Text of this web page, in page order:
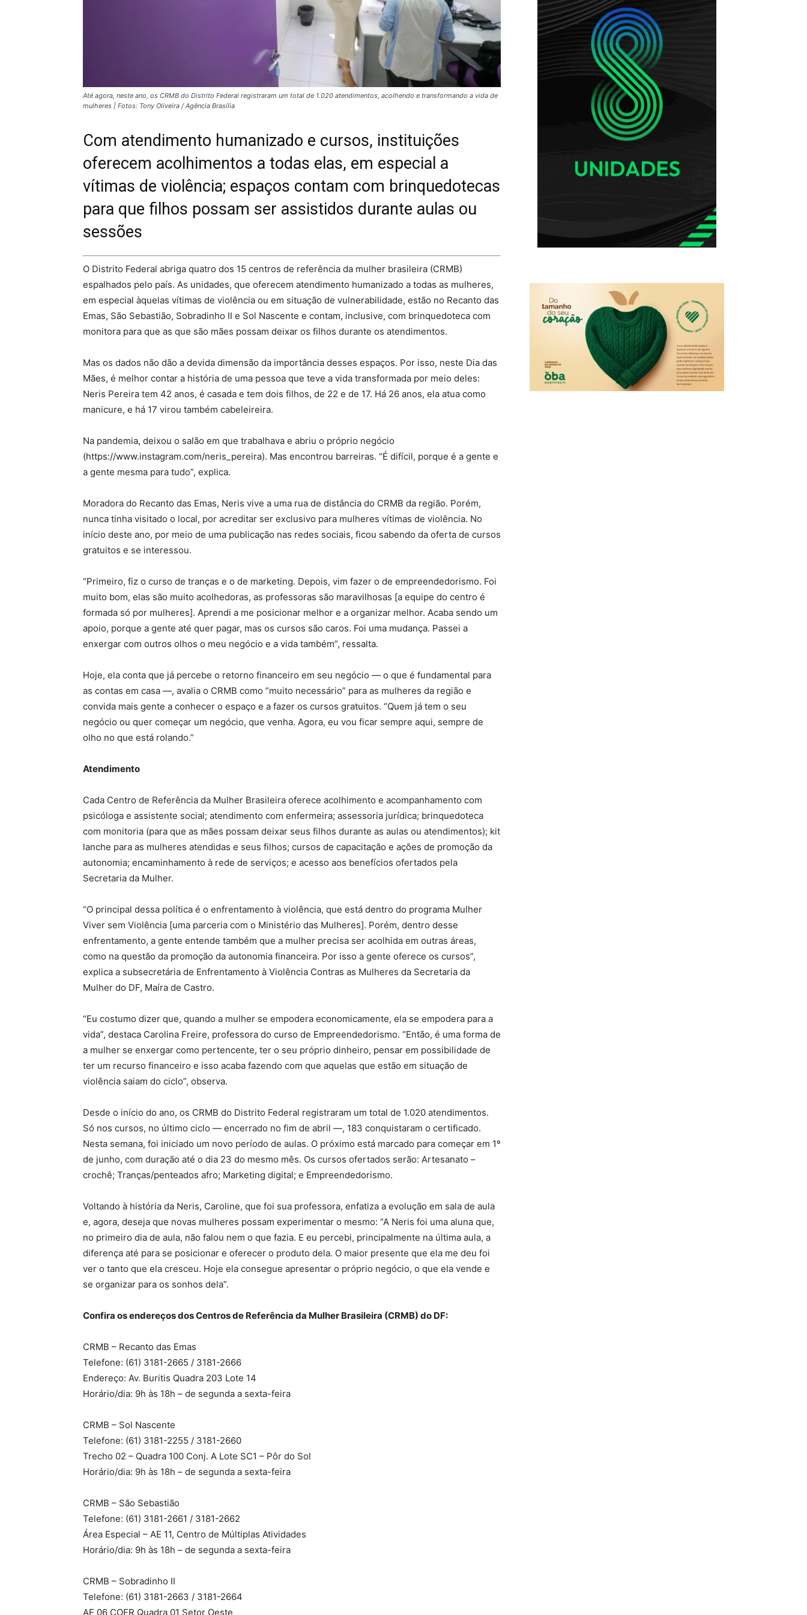
Até agora, neste ano, os CRMB do Distrito Federal registraram um total de 1.020 atendimentos, acolhendo e transformando a vida de
mulheres | Fotos: Tony Oliveira / Agência Brasília
Com atendimento humanizado e cursos, instituições
oferecem acolhimentos a todas elas, em especial a
vítimas de violência; espaços contam com brinquedotecas
para que filhos possam ser assistidos durante aulas ou
sessões
O Distrito Federal abriga quatro dos 15 centros de referência da mulher brasileira (CRMB)
espalhados pelo país. As unidades, que oferecem atendimento humanizado a todas as mulheres,
em especial àquelas vítimas de violência ou em situação de vulnerabilidade, estão no Recanto das
Emas, São Sebastião, Sobradinho II e Sol Nascente e contam, inclusive, com brinquedoteca com
monitora para que as que são mães possam deixar os filhos durante os atendimentos.
Mas os dados não dão a devida dimensão da importância desses espaços. Por isso, neste Dia das
Mães, é melhor contar a história de uma pessoa que teve a vida transformada por meio deles:
Neris Pereira tem 42 anos, é casada e tem dois filhos, de 22 e de 17. Há 26 anos, ela atua como
manicure, e há 17 virou também cabeleireira.
Na pandemia, deixou o salão em que trabalhava e abriu o próprio negócio
(https://www.instagram.com/neris_pereira). Mas encontrou barreiras. “É difícil, porque é a gente e
a gente mesma para tudo”, explica.
Moradora do Recanto das Emas, Neris vive a uma rua de distância do CRMB da região. Porém,
nunca tinha visitado o local, por acreditar ser exclusivo para mulheres vítimas de violência. No
início deste ano, por meio de uma publicação nas redes sociais, ficou sabendo da oferta de cursos
gratuitos e se interessou.
“Primeiro, fiz o curso de tranças e o de marketing. Depois, vim fazer o de empreendedorismo. Foi
muito bom, elas são muito acolhedoras, as professoras são maravilhosas [a equipe do centro é
formada só por mulheres]. Aprendi a me posicionar melhor e a organizar melhor. Acaba sendo um
apoio, porque a gente até quer pagar, mas os cursos são caros. Foi uma mudança. Passei a
enxergar com outros olhos o meu negócio e a vida também”, ressalta.
Hoje, ela conta que já percebe o retorno financeiro em seu negócio — o que é fundamental para
as contas em casa —, avalia o CRMB como “muito necessário” para as mulheres da região e
convida mais gente a conhecer o espaço e a fazer os cursos gratuitos. “Quem já tem o seu
negócio ou quer começar um negócio, que venha. Agora, eu vou ficar sempre aqui, sempre de
olho no que está rolando.”
Atendimento
Cada Centro de Referência da Mulher Brasileira oferece acolhimento e acompanhamento com
psicóloga e assistente social; atendimento com enfermeira; assessoria jurídica; brinquedoteca
com monitoria (para que as mães possam deixar seus filhos durante as aulas ou atendimentos); kit
lanche para as mulheres atendidas e seus filhos; cursos de capacitação e ações de promoção da
autonomia; encaminhamento à rede de serviços; e acesso aos benefícios ofertados pela
Secretaria da Mulher.
“O principal dessa política é o enfrentamento à violência, que está dentro do programa Mulher
Viver sem Violência [uma parceria com o Ministério das Mulheres]. Porém, dentro desse
enfrentamento, a gente entende também que a mulher precisa ser acolhida em outras áreas,
como na questão da promoção da autonomia financeira. Por isso a gente oferece os cursos”,
explica a subsecretária de Enfrentamento à Violência Contras as Mulheres da Secretaria da
Mulher do DF, Maíra de Castro.
“Eu costumo dizer que, quando a mulher se empodera economicamente, ela se empodera para a
vida”, destaca Carolina Freire, professora do curso de Empreendedorismo. “Então, é uma forma de
a mulher se enxergar como pertencente, ter o seu próprio dinheiro, pensar em possibilidade de
ter um recurso financeiro e isso acaba fazendo com que aquelas que estão em situação de
violência saiam do ciclo”, observa.
Desde o início do ano, os CRMB do Distrito Federal registraram um total de 1.020 atendimentos.
Só nos cursos, no último ciclo — encerrado no fim de abril —, 183 conquistaram o certificado.
Nesta semana, foi iniciado um novo período de aulas. O próximo está marcado para começar em 1º
de junho, com duração até o dia 23 do mesmo mês. Os cursos ofertados serão: Artesanato –
crochê; Tranças/penteados afro; Marketing digital; e Empreendedorismo.
Voltando à história da Neris, Caroline, que foi sua professora, enfatiza a evolução em sala de aula
e, agora, deseja que novas mulheres possam experimentar o mesmo: “A Neris foi uma aluna que,
no primeiro dia de aula, não falou nem o que fazia. E eu percebi, principalmente na última aula, a
diferença até para se posicionar e oferecer o produto dela. O maior presente que ela me deu foi
ver o tanto que ela cresceu. Hoje ela consegue apresentar o próprio negócio, o que ela vende e
se organizar para os sonhos dela”.
Confira os endereços dos Centros de Referência da Mulher Brasileira (CRMB) do DF:
CRMB – Recanto das Emas
Telefone: (61) 3181-2665 / 3181-2666
Endereço: Av. Buritis Quadra 203 Lote 14
Horário/dia: 9h às 18h – de segunda a sexta-feira
CRMB – Sol Nascente
Telefone: (61) 3181-2255 / 3181-2660
Trecho 02 – Quadra 100 Conj. A Lote SC1 – Pôr do Sol
Horário/dia: 9h às 18h – de segunda a sexta-feira
CRMB – São Sebastião
Telefone: (61) 3181-2661 / 3181-2662
Área Especial – AE 11, Centro de Múltiplas Atividades
Horário/dia: 9h às 18h – de segunda a sexta-feira
CRMB – Sobradinho II
Telefone: (61) 3181-2663 / 3181-2664
AE 06 COER Quadra 01 Setor Oeste